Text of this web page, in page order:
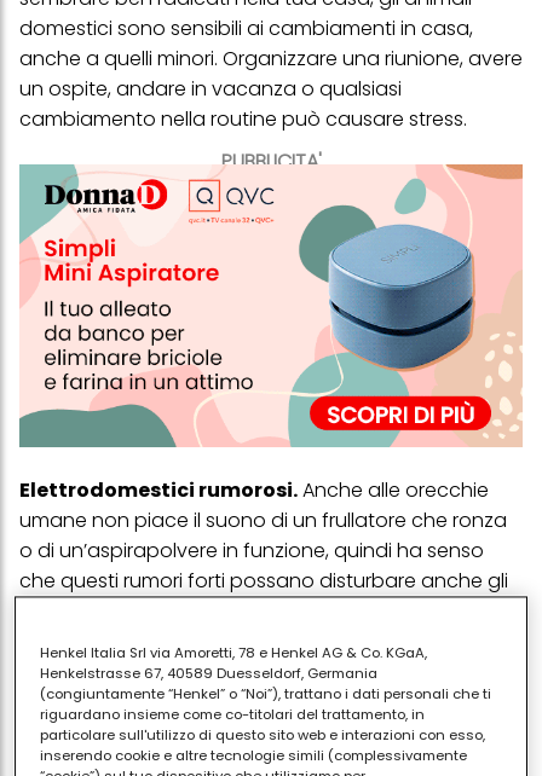
PUBBLICITA'
domestici sono sensibili ai cambiamenti in casa,
anche a quelli minori. Organizzare una riunione, avere
un ospite, andare in vacanza o qualsiasi
cambiamento nella routine può causare stress.
Elettrodomestici rumorosi.Anche alle orecchie
umane non piace il suono di un frullatore che ronza
o di un’aspirapolvere in funzione, quindi ha senso
che questi rumori forti possano disturbare anche gli
quotidiani apparentemente benigni che possono
causare paura nei nostri amici.
Insetti.Come gli esseri umani, gli animali domestici
possono sperimentare fobie da insetti. Il ronzio delle
Henkel Italia Srl via Amoretti, 78 e Henkel AG & Co. KGaA,
Henkelstrasse 67, 40589 Duesseldorf, Germania
(congiuntamente “Henkel” o “Noi”), trattano i dati personali che ti
riguardano insieme come co-titolari del trattamento, in
particolare sull'utilizzo di questo sito web e interazioni con esso,
inserendo cookie e altre tecnologie simili (complessivamente